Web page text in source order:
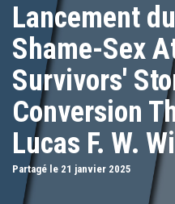
Lancement
Shame-Sex
Survivors'
Conversion
Lucas F. W.
Partagé le 21 janvier 2025